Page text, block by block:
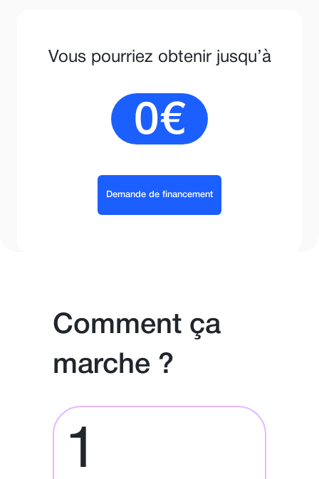
Vous pourriez obtenir jusqu’à
0€
Demande de financement
Comment ça
marche ?
1